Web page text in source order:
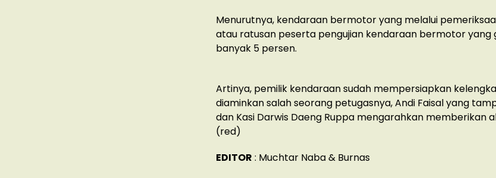
Menurutnya, kendaraan bermotor yang melalui
atau ratusan peserta pengujian kendaraan bermotor yang
banyak 5 persen.
Artinya, pemilik kendaraan sudah mempersiapkan
diaminkan salah seorang petugasnya, Andi Faisal yang
dan Kasi Darwis Daeng Ruppa mengarahkan memberikan
(red)
EDITOR : Muchtar Naba & Burnas